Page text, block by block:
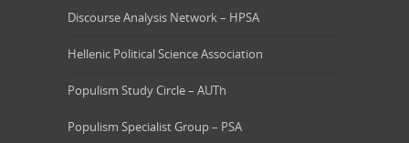
Discourse Analysis Network – HPSA
Hellenic Political Science Association
Populism Study Circle – AUTh
Populism Specialist Group – PSA